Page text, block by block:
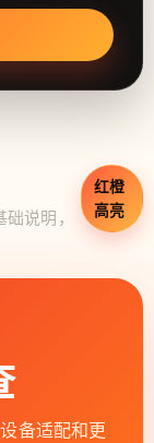
说明，
红橙
高亮
备适配和更